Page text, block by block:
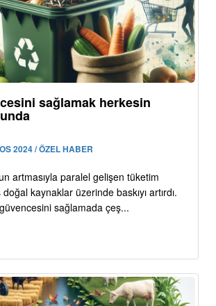
sağlamak herkesin
2024 / ÖZEL HABER
artmasıyla paralel gelişen tüketim
kaynaklar üzerinde baskıyı artırdı.
sağlamada çeş...